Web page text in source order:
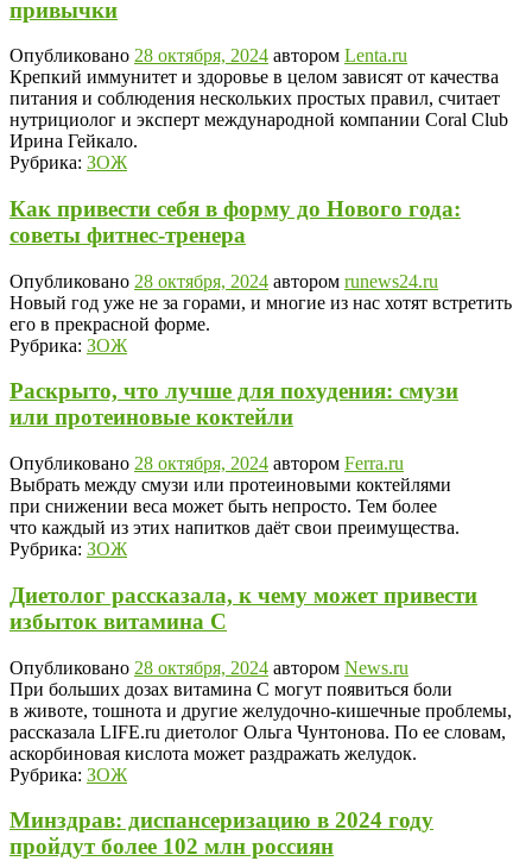
привычки
Опубликовано 28 октября, 2024 автором Lenta.ru
Крепкий иммунитет и здоровье в целом зависят от качества
питания и соблюдения нескольких простых правил, считает
нутрициолог и эксперт международной компании Coral Club
Ирина Гейкало.
Рубрика: ЗОЖ
Как привести себя в форму до Нового года:
советы фитнес-тренера
Опубликовано 28 октября, 2024 автором runews24.ru
Новый год уже не за горами, и многие из нас хотят встретить
его в прекрасной форме.
Рубрика: ЗОЖ
Раскрыто, что лучше для похудения: смузи
или протеиновые коктейли
Опубликовано 28 октября, 2024 автором Ferra.ru
Выбрать между смузи или протеиновыми коктейлями
при снижении веса может быть непросто. Тем более
что каждый из этих напитков даёт свои преимущества.
Рубрика: ЗОЖ
Диетолог рассказала, к чему может привести
избыток витамина C
Опубликовано 28 октября, 2024 автором News.ru
При больших дозах витамина C могут появиться боли
в животе, тошнота и другие желудочно-кишечные проблемы,
рассказала LIFE.ru диетолог Ольга Чунтонова. По ее словам,
аскорбиновая кислота может раздражать желудок.
Рубрика: ЗОЖ
Минздрав: диспансеризацию в 2024 году
пройдут более 102 млн россиян